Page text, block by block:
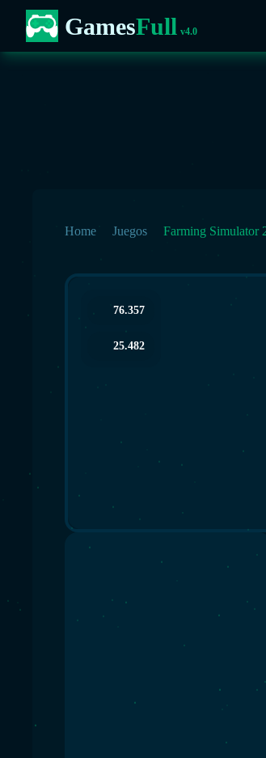
GamesFull v4.0
Home Juegos Farming Simulator
76.357
25.482